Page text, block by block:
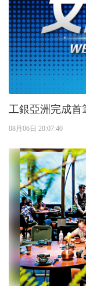
工銀亞洲完成首
08月06日 20:07:40